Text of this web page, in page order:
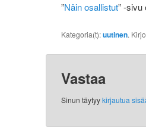
”Näin osallistut” -sivu
Kategoria(t):uutinen.
Vastaa
Sinun täytyykirjautua